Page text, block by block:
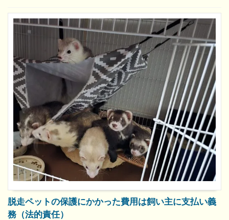
脱走ペットの保護にかかった費用は飼い主に支払い義
務（法的責任）